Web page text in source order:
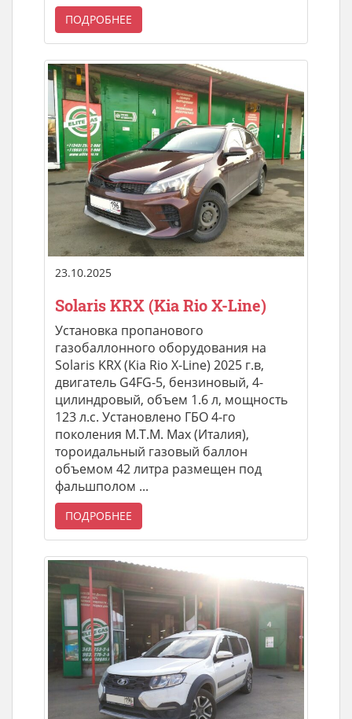
ПОДРОБНЕЕ
23.10.2025
Solaris KRX (Kia Rio X-Line)
Установка пропанового
газобаллонного оборудования на
Solaris KRX (Kia Rio X-Line) 2025 г.в,
двигатель G4FG-5, бензиновый, 4-
цилиндровый, объем 1.6 л, мощность
123 л.с. Установлено ГБО 4-го
поколения M.T.M. Max (Италия),
тороидальный газовый баллон
объемом 42 литра размещен под
фальшполом ...
ПОДРОБНЕЕ